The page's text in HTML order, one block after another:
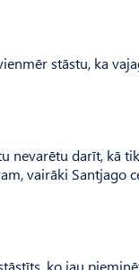
stāstu, ka
nevarētu darīt, kā
vairāki Santjago
ko jau